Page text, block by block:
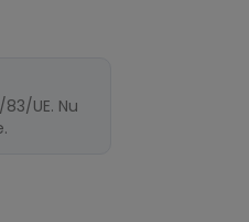
UE. Nu